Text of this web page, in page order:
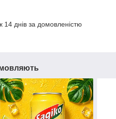
днів за домовленістю